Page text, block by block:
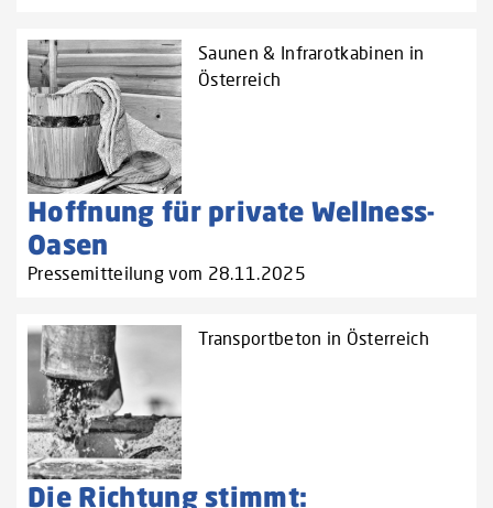
Saunen & Infrarotkabinen in
Österreich
Hoffnung für private Wellness-
Oasen
Pressemitteilung vom 28.11.2025
Transportbeton in Österreich
Die Richtung stimmt: